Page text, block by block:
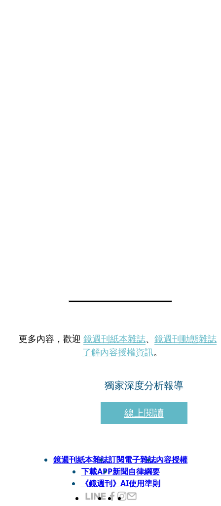
更多內容，歡迎 鏡週刊紙本雜誌、 鏡週刊動態雜誌
了解內容授權資訊。
獨家深度分析報導
線上閱讀
鏡週刊紙本雜誌訂閱電子雜誌內容授權
下載APP新聞自律綱要
《鏡週刊》AI使用準則